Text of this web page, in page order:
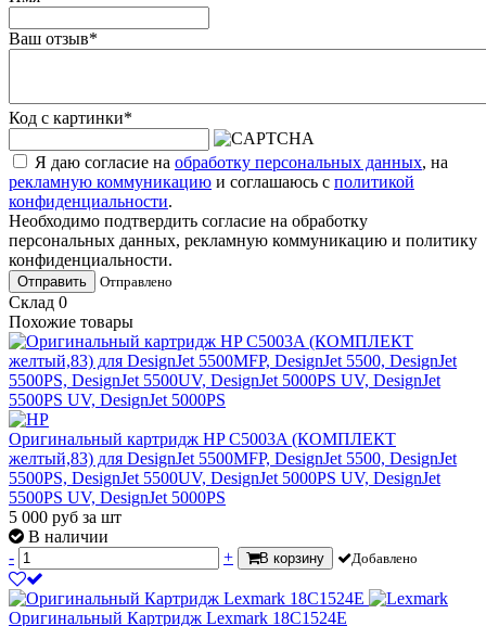
Ваш отзыв*
Код с картинки*
Я даю согласие на обработку персональных данных, на
рекламную коммуникацию и соглашаюсь с политикой
конфиденциальности.
Необходимо подтвердить согласие на обработку
персональных данных, рекламную коммуникацию и политику
конфиденциальности.
Отправить Отправлено
Склад 0
Похожие товары
Оригинальный картридж HP C5003A (КОМПЛЕКТ
желтый,83) для DesignJet 5500MFP, DesignJet 5500, DesignJet
5500PS, DesignJet 5500UV, DesignJet 5000PS UV, DesignJet
5500PS UV, DesignJet 5000PS
5 000 руб за шт
В наличии
-
+ В корзину Добавлено
Оригинальный Картридж Lexmark 18C1524E